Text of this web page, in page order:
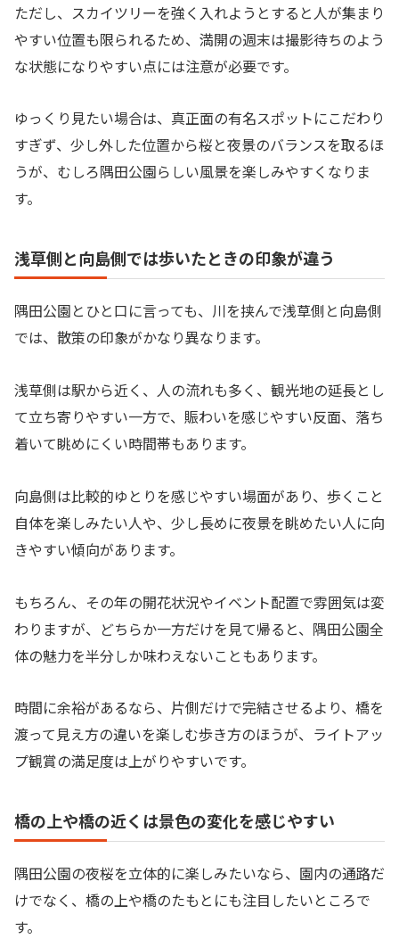
ただし、スカイツリーを強く入れようとすると人が集まり
やすい位置も限られるため、満開の週末は撮影待ちのよう
な状態になりやすい点には注意が必要です。
ゆっくり見たい場合は、真正面の有名スポットにこだわり
すぎず、少し外した位置から桜と夜景のバランスを取るほ
うが、むしろ隅田公園らしい風景を楽しみやすくなりま
す。
浅草側と向島側では歩いたときの印象が違う
隅田公園とひと口に言っても、川を挟んで浅草側と向島側
では、散策の印象がかなり異なります。
浅草側は駅から近く、人の流れも多く、観光地の延長とし
て立ち寄りやすい一方で、賑わいを感じやすい反面、落ち
着いて眺めにくい時間帯もあります。
向島側は比較的ゆとりを感じやすい場面があり、歩くこと
自体を楽しみたい人や、少し長めに夜景を眺めたい人に向
きやすい傾向があります。
もちろん、その年の開花状況やイベント配置で雰囲気は変
わりますが、どちらか一方だけを見て帰ると、隅田公園全
体の魅力を半分しか味わえないこともあります。
時間に余裕があるなら、片側だけで完結させるより、橋を
渡って見え方の違いを楽しむ歩き方のほうが、ライトアッ
プ観賞の満足度は上がりやすいです。
橋の上や橋の近くは景色の変化を感じやすい
隅田公園の夜桜を立体的に楽しみたいなら、園内の通路だ
けでなく、橋の上や橋のたもとにも注目したいところで
す。